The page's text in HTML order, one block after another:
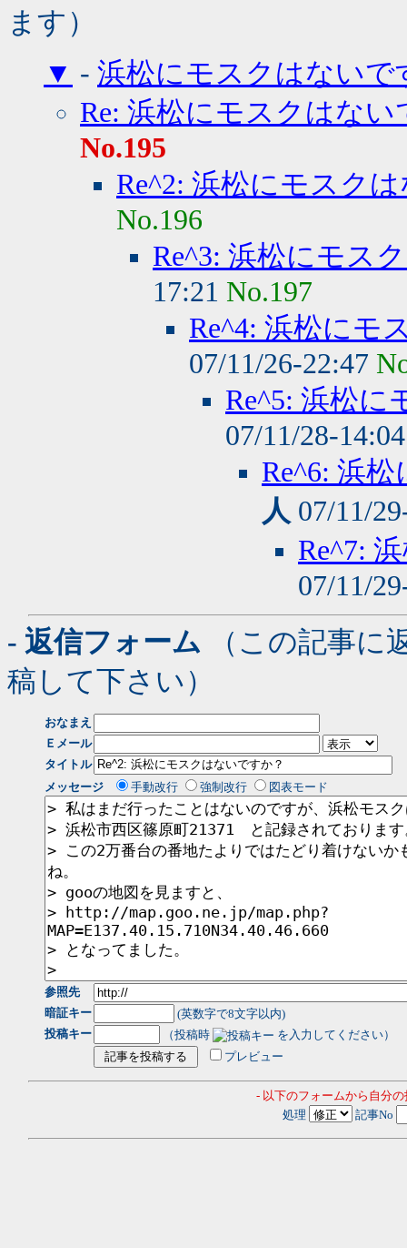
ます）
▼ - 浜松にモスクはないで
Re: 浜松にモスクはない
No.195
Re^2: 浜松にモスク
No.196
Re^3: 浜松にモス
17:21 No.197
Re^4: 浜松にモ
07/11/26-22:47
Re^5: 浜松に
07/11/28-
Re^6: 浜
人 07/11/
Re^7:
07/11/
- 返信フォーム （この記事に
稿して下さい）
おなまえ
Ｅメール
タイトル
メッセージ
手動改行 強制改行 図表モード
参照先
暗証キー
(英数字で8文字以内)
投稿キー
（投稿時
を入力してください）
プレビュー
- 以下のフォームから自分
処理
記事No